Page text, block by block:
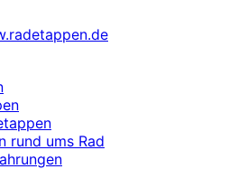
rund ums Rad